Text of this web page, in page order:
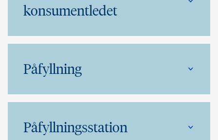
konsumentledet
Påfyllning
Påfyllningsstation